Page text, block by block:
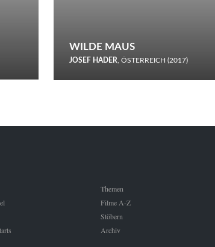
WILDE MAUS
JOSEF HADER, ÖSTERREICH (2017)
Schnee.
Themen
Filme A-Z
Stöbern
Archiv